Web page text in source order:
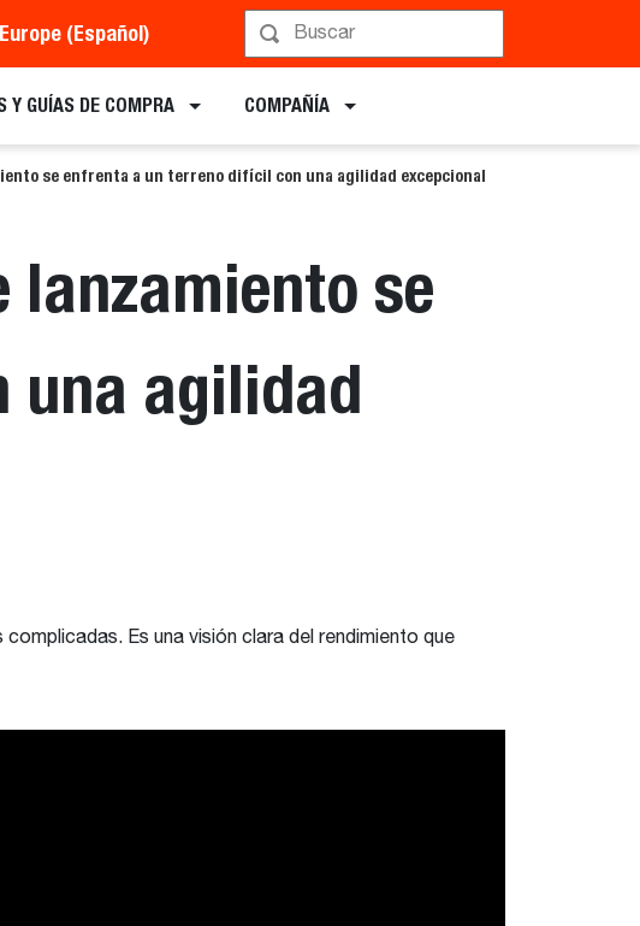
Europe (Español)
Y GUÍAS DE COMPRA COMPAÑÍA
se enfrenta a un terreno difícil con una agilidad excepcional
lanzamiento se
una agilidad
Es una visión clara del rendimiento que